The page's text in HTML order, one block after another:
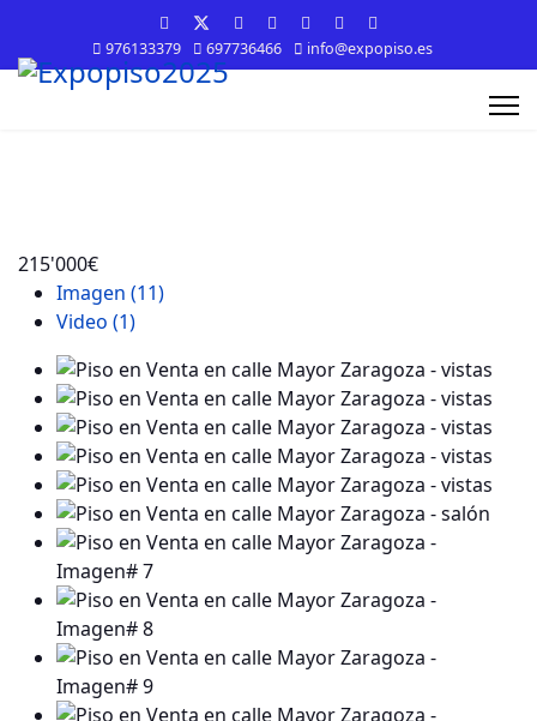
976133379 697736466 info@expopiso.es
215'000€
Imagen (11)
Video (1)